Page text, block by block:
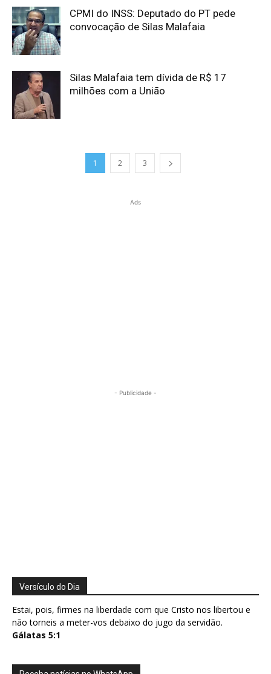
CPMI do INSS: Deputado do PT pede
convocação de Silas Malafaia
Silas Malafaia tem dívida de R$ 17
milhões com a União
1 2 3
Ads
- Publicidade -
Versículo do Dia
Estai, pois, firmes na liberdade com que Cristo nos libertou e
não torneis a meter-vos debaixo do jugo da servidão.
Gálatas 5:1